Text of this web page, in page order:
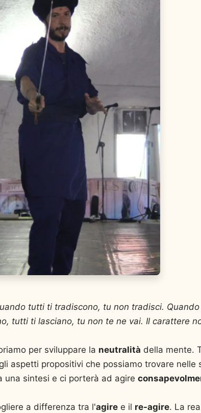
tutti ti tradiscono, tu non tradisci.
tutti ti lasciano, tu non te ne vai. Il carattere
per sviluppare la neutralità della mente.
aspetti propositivi che possiamo trovare
una sintesi e ci porterà ad agire
a differenza tra l'agiree il re-agire. La